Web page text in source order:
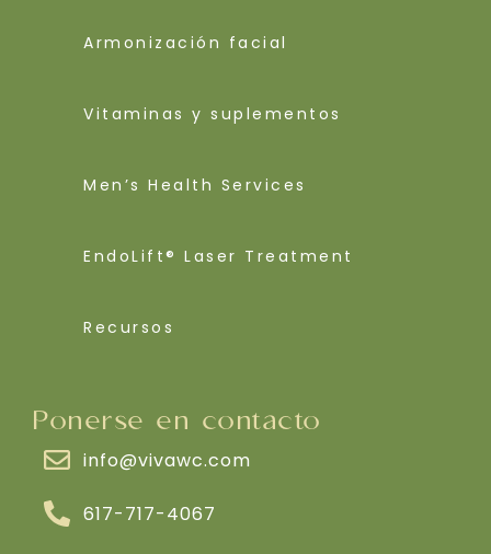
Armonización facial
Vitaminas y suplementos
Men’s Health Services
EndoLift® Laser Treatment
Recursos
Ponerse en contacto
info@vivawc.com
617-717-4067